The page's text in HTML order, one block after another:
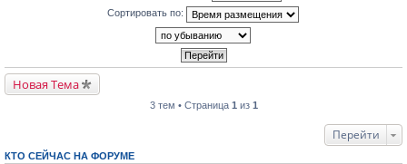
Сортировать по:
Новая Тема
3 тем • Страница 1 из 1
Перейти
КТО СЕЙЧАС НА ФОРУМЕ